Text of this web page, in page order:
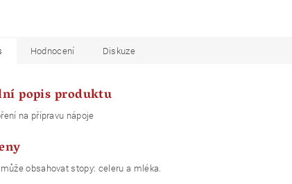
Hodnocení Diskuze
popis produktu
na přípravu nápoje
obsahovat stopy: celeru a mléka.